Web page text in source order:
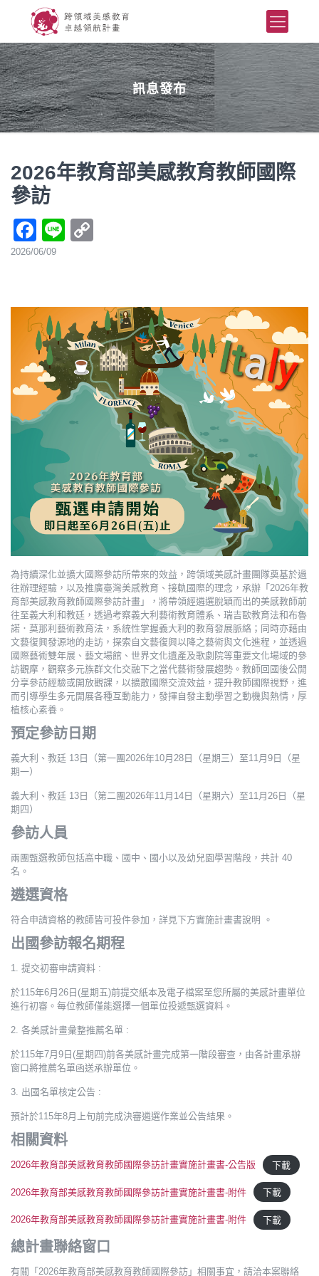
訊息發布
2026年教育部美感教育教師國際
參訪
Facebook
Line
2026/06/09
為持續深化並擴大國際參訪所帶來的效益，跨領域美感計畫團隊奠基於過
往辦理經驗，以及推廣臺灣美感教育、接軌國際的理念，承辦「2026年教
育部美感教育教師國際參訪計畫」，將帶領經遴選脫穎而出的美感教師前
往至義大利和教廷，透過考察義大利藝術教育體系、瑞吉歐教育法和布魯
諾．莫那利藝術教育法，系統性掌握義大利的教育發展脈絡；同時亦藉由
文藝復興發源地的走訪，探索自文藝復興以降之藝術與文化進程，並透過
國際藝術雙年展、藝文場館、世界文化遺產及歌劇院等重要文化場域的參
訪觀摩，觀察多元族群文化交融下之當代藝術發展趨勢。教師回國後公開
分享參訪經驗或開放觀課，以擴散國際交流效益，提升教師國際視野，進
而引導學生多元開展各種互動能力，發揮自發主動學習之動機與熱情，厚
植核心素養。
預定參訪日期
義大利、教廷 13日（第一團2026年10月28日（星期三）至11月9日（星
期一）
義大利、教廷 13日（第二團2026年11月14日（星期六）至11月26日（星
期四）
參訪人員
兩團甄選教師包括高中職、國中、國小以及幼兒園學習階段，共計 40
名。
遴選資格
符合申請資格的教師皆可投件參加，詳見下方實施計畫書說明 。
出國參訪報名期程
1. 提交初審申請資料 :
於115年6月26日(星期五)前提交紙本及電子檔案至您所屬的美感計畫單位
進行初審。每位教師僅能選擇一個單位投遞甄選資料。
2. 各美感計畫彙整推薦名單 :
於115年7月9日(星期四)前各美感計畫完成第一階段審查，由各計畫承辦
窗口將推薦名單函送承辦單位。
3. 出國名單核定公告 :
預計於115年8月上旬前完成決審遴選作業並公告結果。
相關資料
2026年教育部美感教育教師國際參訪計畫實施計畫書-公告版 下載
2026年教育部美感教育教師國際參訪計畫實施計畫書-附件 下載
2026年教育部美感教育教師國際參訪計畫實施計畫書-附件 下載
總計畫聯絡窗口
有關「2026年教育部美感教育教師國際參訪」相關事宜，請洽本案聯絡